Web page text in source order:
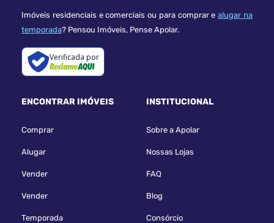
Imóveis residenciais e comerciais ou para comprar ealugar na
temporada? Pensou Imóveis, Pense Apolar.
Verificada por
ENCONTRAR IMÓVEIS
Comprar
Alugar
Vender
Vender
Temporada
INSTITUCIONAL
Sobre a Apolar
Nossas Lojas
FAQ
Blog
Consórcio